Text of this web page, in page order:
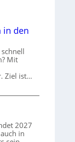
in den
Mit
Ziel ist…
2027
in